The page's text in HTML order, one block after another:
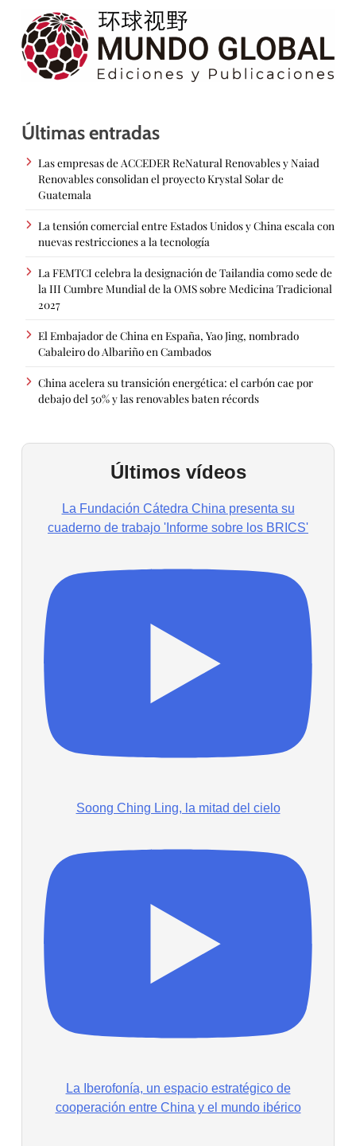
Últimas entradas
Las empresas de ACCEDER ReNatural Renovables y Naiad
Renovables consolidan el proyecto Krystal Solar de
Guatemala
La tensión comercial entre Estados Unidos y China escala con
nuevas restricciones a la tecnología
La FEMTCI celebra la designación de Tailandia como sede de
la III Cumbre Mundial de la OMS sobre Medicina Tradicional
2027
El Embajador de China en España, Yao Jing, nombrado
Cabaleiro do Albariño en Cambados
China acelera su transición energética: el carbón cae por
debajo del 50% y las renovables baten récords
Últimos vídeos
La Fundación Cátedra China presenta su
cuaderno de trabajo 'Informe sobre los BRICS'
Soong Ching Ling, la mitad del cielo
La Iberofonía, un espacio estratégico de
cooperación entre China y el mundo ibérico